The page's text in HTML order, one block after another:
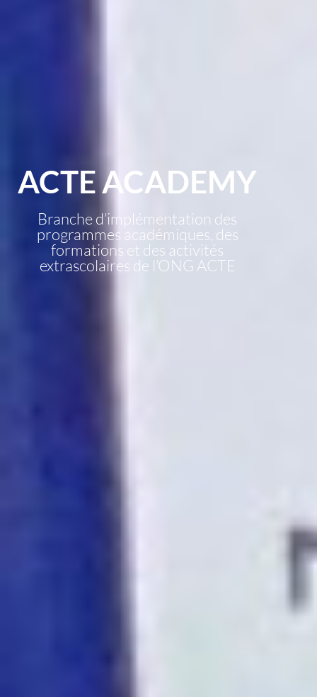
ACTE ACADEMY
Branche d’implémentation des
programmes académiques, des
formations et des activités
extrascolaires de l’ONG ACTE